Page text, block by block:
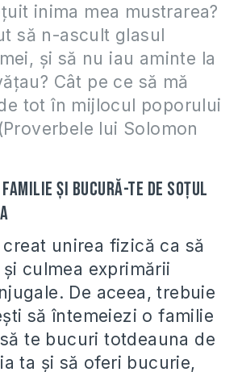
inima mea mustrarea?
să n-ascult glasul
şi să nu iau aminte la
Cât pe ce să mă
tot în mijlocul poporului
lui Solomon
familie şi bucură-te de soţul
unirea fizică ca să
culmea exprimării
De aceea, trebuie
să întemeiezi o familie
te bucuri totdeauna de
ta şi să oferi bucurie,